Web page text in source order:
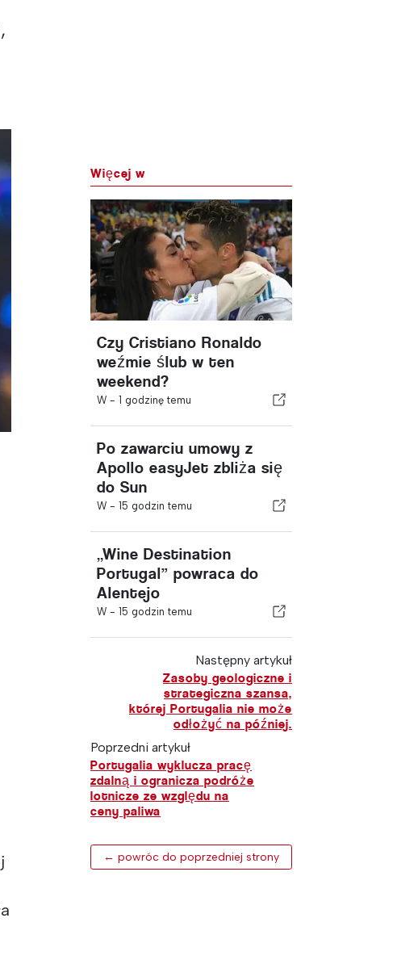
Więcej w
Czy Cristiano Ronaldo
weźmie ślub w ten
weekend?
W - 1 godzinę temu
Po zawarciu umowy z
Apollo easyJet zbliża się
do Sun
W - 15 godzin temu
„Wine Destination
Portugal” powraca do
Alentejo
W - 15 godzin temu
Następny artykuł
Zasoby geologiczne i
strategiczna szansa,
której Portugalia nie może
odłożyć na później.
Poprzedni artykuł
Portugalia wyklucza pracę
zdalną i ogranicza podróże
lotnicze ze względu na
ceny paliwa
← powróc do poprzedniej strony